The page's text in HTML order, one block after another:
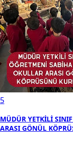
5
MÜDÜR YETKİLİ
ARASI GÖNÜL